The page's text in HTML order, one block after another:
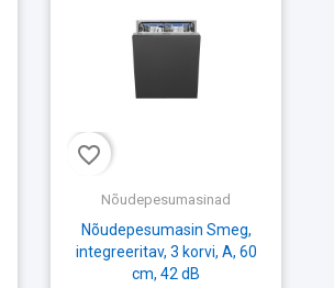
favorite_border
Nõudepesumasinad
Nõudepesumasin Smeg,
integreeritav, 3 korvi, A, 60
cm, 42 dB